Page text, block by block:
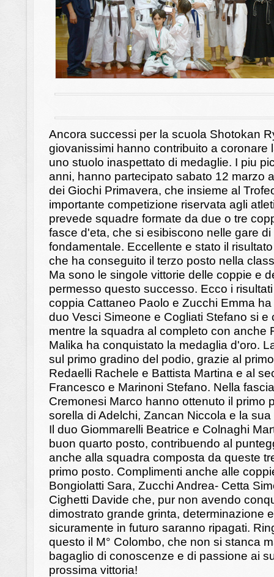
Ancora successi per la scuola Shotokan
giovanissimi hanno contribuito a coronare
uno stuolo inaspettato di medaglie. I piu
anni, hanno partecipato sabato 12 marzo
dei Giochi Primavera, che insieme al
importante competizione riservata agli
prevede squadre formate da due o tre
fasce d'eta, che si esibiscono nelle gare
fondamentale. Eccellente e stato il
che ha conseguito il terzo posto nella
Ma sono le singole vittorie delle coppie e
permesso questo successo. Ecco i
coppia Cattaneo Paolo e Zucchi Emma
duo Vesci Simeone e Cogliati Stefano si e
mentre la squadra al completo con anche
Malika ha conquistato la medaglia d'oro.
sul primo gradino del podio, grazie al
Redaelli Rachele e Battista Martina e al
Francesco e Marinoni Stefano. Nella
Cremonesi Marco hanno ottenuto il primo
sorella di Adelchi, Zancan Niccola e la
Il duo Giommarelli Beatrice e Colnaghi
buon quarto posto, contribuendo al
anche alla squadra composta da queste
primo posto. Complimenti anche alle
Bongiolatti Sara, Zucchi Andrea- Cetta
Cighetti Davide che, pur non avendo
dimostrato grande grinta, determinazione
sicuramente in futuro saranno ripagati.
questo il M° Colombo, che non si stanca
bagaglio di conoscenze e di passione ai
prossima vittoria!